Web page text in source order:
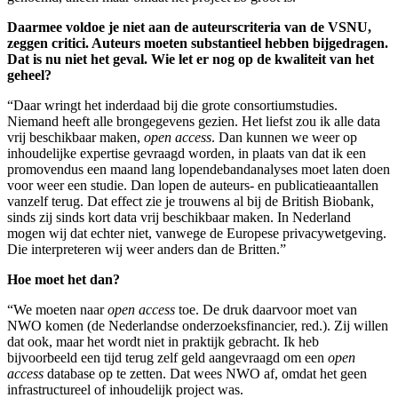
Daarmee voldoe je niet aan de auteurscriteria van de VSNU,
zeggen critici. Auteurs moeten substantieel hebben bijgedragen.
Dat is nu niet het geval. Wie let er nog op de kwaliteit van het
geheel?
“Daar wringt het inderdaad bij die grote consortiumstudies.
Niemand heeft alle brongegevens gezien. Het liefst zou ik alle data
vrij beschikbaar maken, open access. Dan kunnen we weer op
inhoudelijke expertise gevraagd worden, in plaats van dat ik een
promovendus een maand lang lopendebandanalyses moet laten doen
voor weer een studie. Dan lopen de auteurs- en publicatieaantallen
vanzelf terug. Dat effect zie je trouwens al bij de British Biobank,
sinds zij sinds kort data vrij beschikbaar maken. In Nederland
mogen wij dat echter niet, vanwege de Europese privacywetgeving.
Die interpreteren wij weer anders dan de Britten.”
Hoe moet het dan?
“We moeten naaropen access toe. De druk daarvoor moet van
NWO komen (de Nederlandse onderzoeksfinancier, red.). Zij willen
dat ook, maar het wordt niet in praktijk gebracht. Ik heb
bijvoorbeeld een tijd terug zelf geld aangevraagd om een open
access database op te zetten. Dat wees NWO af, omdat het geen
infrastructureel of inhoudelijk project was.